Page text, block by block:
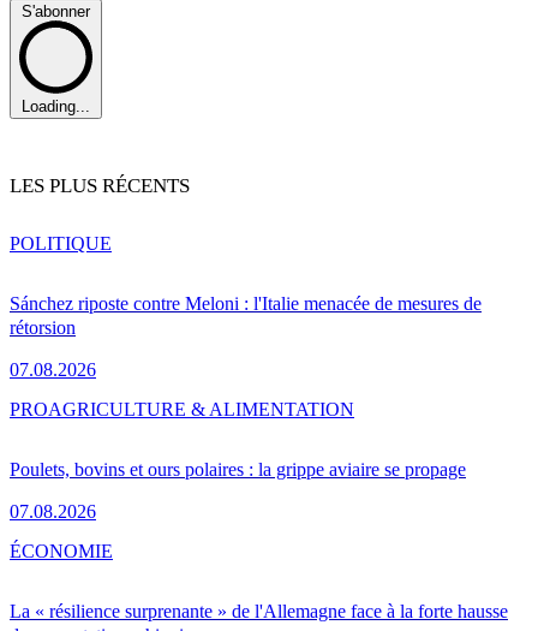
S'abonner
Loading...
LES PLUS RÉCENTS
Sánchez riposte contre Meloni : l'Italie menacée de mesures de
rétorsion
07.08.2026
POLITIQUE
Poulets, bovins et ours polaires : la grippe aviaire se propage
07.08.2026
PROAGRICULTURE & ALIMENTATION
La « résilience surprenante » de l'Allemagne face à la forte hausse
ÉCONOMIE